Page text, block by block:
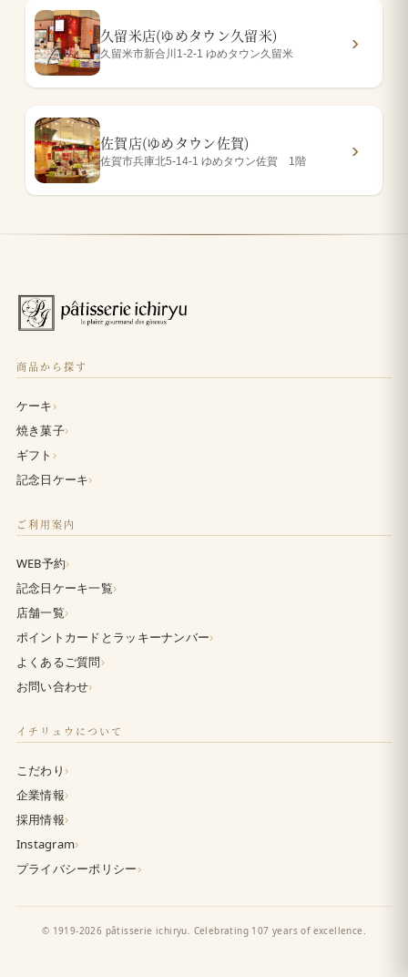
久留米店(ゆめタウン久留米)
久留米市新合川1-2-1 ゆめタウン久留米
佐賀店(ゆめタウン佐賀)
佐賀市兵庫北5-14-1 ゆめタウン佐賀 1階
商品から探す
ケーキ›
焼き菓子›
ギフト ›
記念日ケーキ›
ご利用案内
WEB予約›
記念日ケーキ一覧›
店舗一覧›
ポイントカードとラッキーナンバー›
よくあるご質問›
お問い合わせ›
イチリュウについて
こだわり ›
企業情報›
採用情報›
Instagram›
プライバシーポリシー›
© 1919-2026 pâtisserie ichiryu. Celebrating 107 years of excellence.